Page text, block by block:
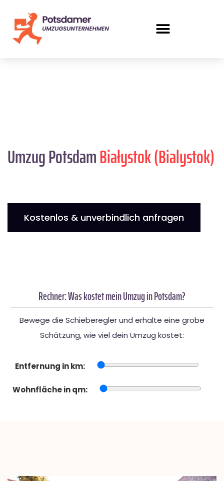
Umzug PotsdamBiałystok (Bialystok)
Kostenlos & unverbindlich anfragen
Rechner: Was kostet mein Umzug in Potsdam?
Bewege die Schieberegler und erhalte eine grobe
Schätzung, wie viel dein Umzug kostet:
Entfernung in km:
Wohnfläche in qm: